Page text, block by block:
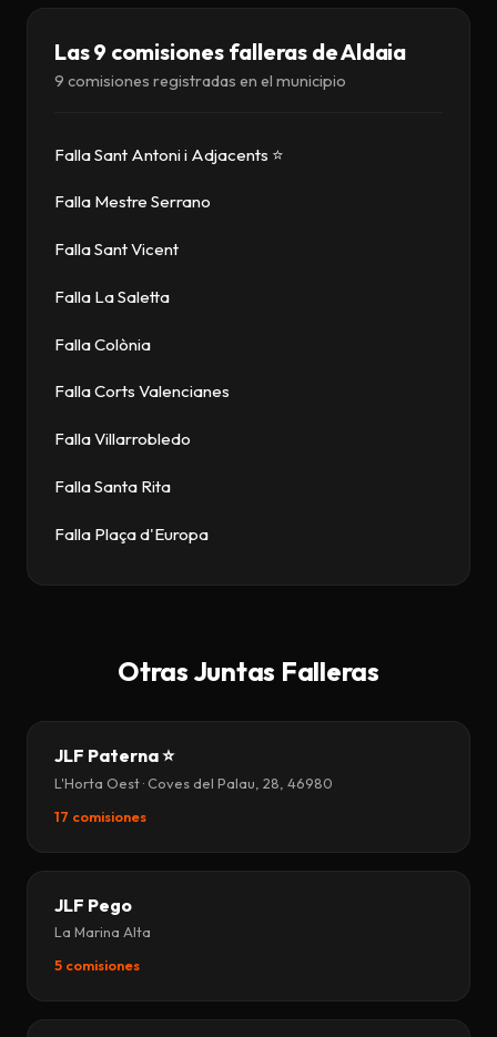
Las 9 comisiones falleras de Aldaia
9 comisiones registradas en el municipio
Falla Sant Antoni i Adjacents ⭐
Falla Mestre Serrano
Falla Sant Vicent
Falla La Saletta
Falla Colònia
Falla Corts Valencianes
Falla Villarrobledo
Falla Santa Rita
Falla Plaça d'Europa
Otras Juntas Falleras
JLF Paterna ⭐
L'Horta Oest · Coves del Palau, 28, 46980
17 comisiones
JLF Pego
La Marina Alta
5 comisiones